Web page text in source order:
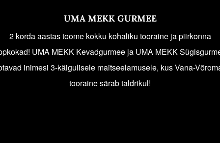
UMA MEKK GURMEE
2 korda aastas toome kokku kohaliku tooraine ja piirkonna
UMA MEKK Kevadgurmee ja UMA MEKK
inimesi 3-käigulisele maitseelamusele, kus Vana-
tooraine särab taldrikul!